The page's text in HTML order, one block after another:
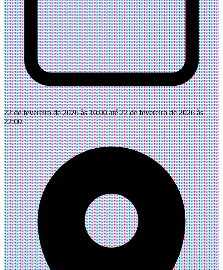
22 de fevereiro de 2026 às 10:00 até 22 de fevereiro de 2026 às
22:00